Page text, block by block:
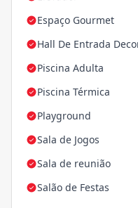
Espaço Gourmet
Hall De Entrada
Piscina Adulta
Piscina Térmica
Playground
Sala de Jogos
Sala de reunião
Salão de Festas